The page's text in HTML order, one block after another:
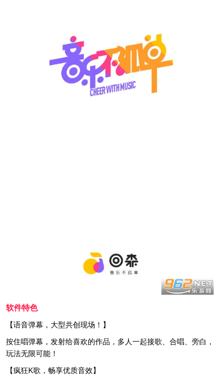
软件特色
【语音弹幕，大型共创现场！】
按住唱弹幕，发射给喜欢的作品，多人一起接歌、合唱、旁白，
玩法无限可能！
【疯狂K歌，畅享优质音效】